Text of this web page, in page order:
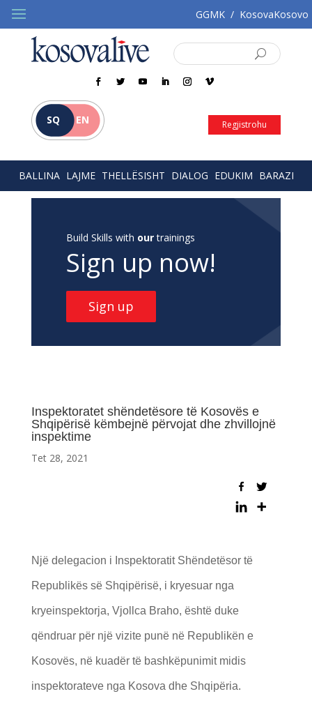
GGMK / KosovaKosovo
SQ EN Regjistrohu
BALLINA LAJME THELLËSISHT DIALOG EDUKIM BARAZI
Build Skills with ourtrainings
Sign up now!
Sign up
Inspektoratet shëndetësore të Kosovës e
Shqipërisë këmbejnë përvojat dhe zhvillojnë
inspektime
Tet 28, 2021
Një delegacion i Inspektoratit Shëndetësor të
Republikës së Shqipërisë, i kryesuar nga
kryeinspektorja, Vjollca Braho, është duke
qëndruar për një vizite punë në Republikën e
Kosovës, në kuadër të bashkëpunimit midis
inspektorateve nga Kosova dhe Shqipëria.